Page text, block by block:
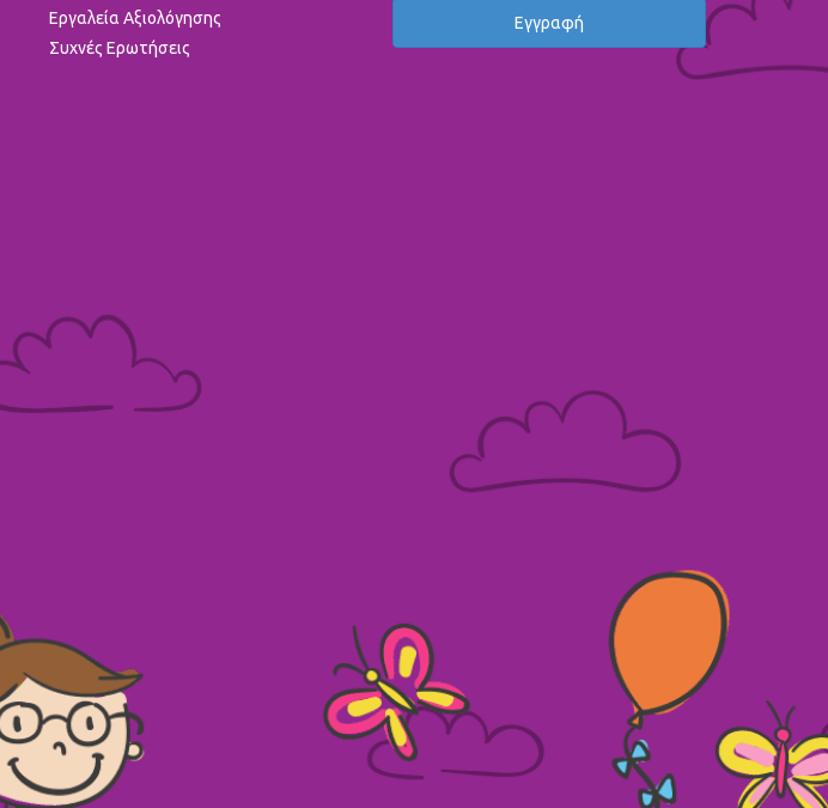
Εργαλεία Αξιολόγησης
Συχνές Ερωτήσεις
Εγγραφή